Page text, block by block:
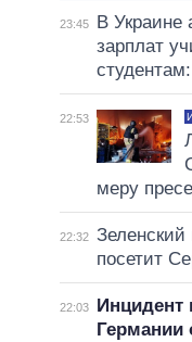
23:45
В Украине
зарплат
22:53
меру
22:32
посетит
22:03
Инцидент
Германии